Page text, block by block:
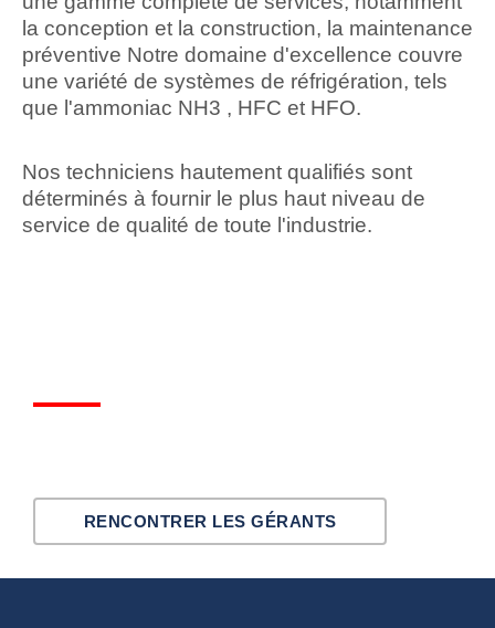
la conception et la construction, la maintenance
préventive Notre domaine d'excellence couvre
une variété de systèmes de réfrigération, tels
que l'ammoniac NH3 , HFC et HFO.
Nos techniciens hautement qualifiés sont
déterminés à fournir le plus haut niveau de
service de qualité de toute l'industrie.
RENCONTRER LES GÉRANTS